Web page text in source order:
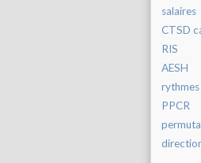
salaires
CTSD
RIS
AESH
PPCR